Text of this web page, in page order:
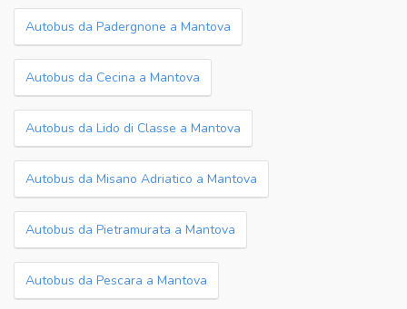
Autobus da Padergnone a Mantova
Autobus da Cecina a Mantova
Autobus da Lido di Classe a Mantova
Autobus da Misano Adriatico a Mantova
Autobus da Pietramurata a Mantova
Autobus da Pescara a Mantova